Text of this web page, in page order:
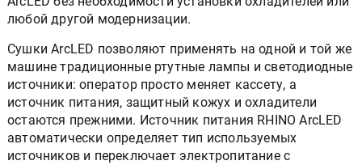
любой другой модернизации.
Сушки ArcLED позволяют применять на одной и той же
машине традиционные ртутные лампы и светодиодные
источники: оператор просто меняет кассету, а
источник питания, защитный кожух и охладители
остаются прежними. Источник питания RHINO ArcLED
автоматически определяет тип используемых
источников и переключает электропитание с